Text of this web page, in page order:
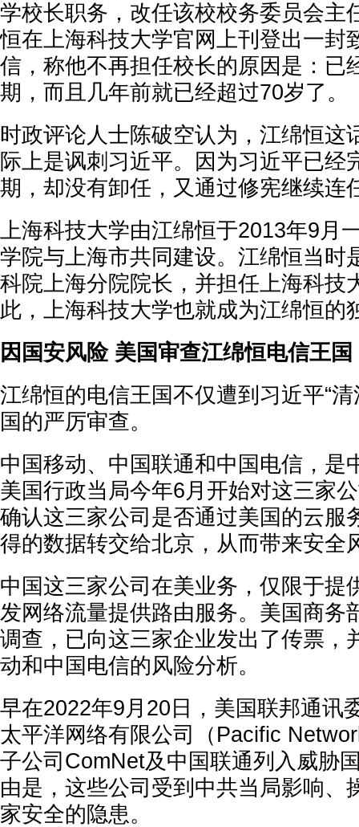
学校长职务，改任该校校务委员会主
恒在上海科技大学官网上刊登出一封
信，称他不再担任校长的原因是：已
期，而且几年前就已经超过70岁了。
时政评论人士陈破空认为，江绵恒这
际上是讽刺习近平。因为习近平已经
期，却没有卸任，又通过修宪继续连
上海科技大学由江绵恒于2013年9月
学院与上海市共同建设。江绵恒当时
科院上海分院院长，并担任上海科技
此，上海科技大学也就成为江绵恒的
因国安风险 美国审查江绵恒电信王国
江绵恒的电信王国不仅遭到习近平“
国的严厉审查。
中国移动、中国联通和中国电信，是
美国行政当局今年6月开始对这三家
确认这三家公司是否通过美国的云服
得的数据转交给北京，从而带来安全
中国这三家公司在美业务，仅限于提
发网络流量提供路由服务。美国商务
调查，已向这三家企业发出了传票，
动和中国电信的风险分析。
早在2022年9月20日，美国联邦通讯
太平洋网络有限公司（Pacific
子公司ComNet及中国联通列入威胁
由是，这些公司受到中共当局影响、
家安全的隐患。